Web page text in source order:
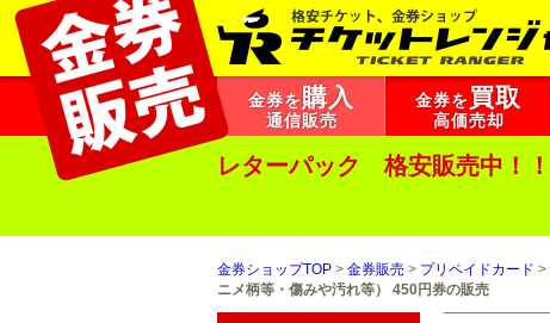
金券を購入
通信販売
金券を買取
高価売却
レターパック 格安販売中！！
金券ショップTOP > 金券販売 > プリペイドカード >
ニメ柄等・傷みや汚れ等） 450円券の販売